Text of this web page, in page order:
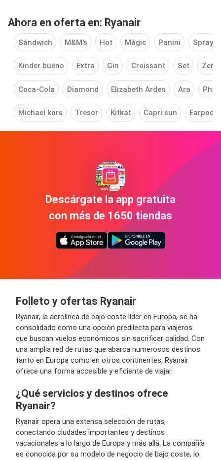
Ahora en oferta en: Ryanair
Sándwich M&M's Hot Màgic Panini Spray
Kinder bueno Extra Gin Croissant Set Zero
Coca-Cola Diamond Elizabeth Arden Ara
Michael kors Tresor Kitkat Capri sun Earpods
Descárgate la app gratuita
con más de 1650 tiendas
Folleto y ofertas Ryanair
Ryanair, la aerolínea de bajo coste líder en Europa, se ha
consolidado como una opción predilecta para viajeros
que buscan vuelos económicos sin sacrificar calidad. Con
una amplia red de rutas que abarca numerosos destinos
tanto en Europa como en otros continentes, Ryanair
ofrece una forma accesible y eficiente de viajar.
¿Qué servicios y destinos ofrece
Ryanair?
Ryanair opera una extensa selección de rutas,
conectando ciudades importantes y destinos
vacacionales a lo largo de Europa y más allá. La compañía
es conocida por su modelo de negocio de bajo coste, lo